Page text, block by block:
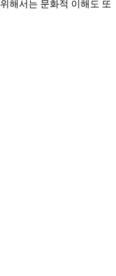
해서는 문화적 이해도 또